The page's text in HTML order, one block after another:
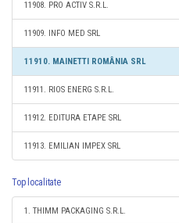
11908. PRO ACTIV S.R.L.
11909. INFO MED SRL
11910. MAINETTI ROMÂNIA SRL
11911. RIOS ENERG S.R.L.
11912. EDITURA ETAPE SRL
11913. EMILIAN IMPEX SRL
Top localitate
1. THIMM PACKAGING S.R.L.